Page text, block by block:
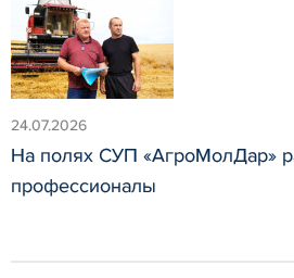
24.07.2026
На полях СУП «АгроМолДар»
профессионалы